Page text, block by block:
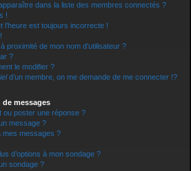
dans la liste des membres connectés ?
!
l’heure est toujours incorrecte !
proximité de mon nom d’utilisateur ?
?
le modifier ?
d’un membre, on me demande de me connecter !?
messages
ou poster une réponse ?
message ?
mes messages ?
d’options à mon sondage ?
sondage ?